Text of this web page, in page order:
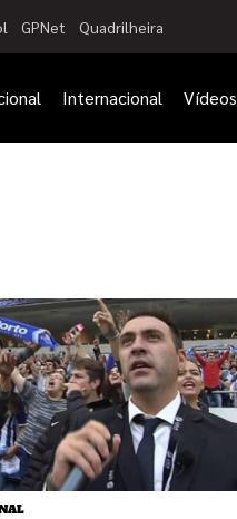
GPNet Quadrilheira
Internacional Vídeos